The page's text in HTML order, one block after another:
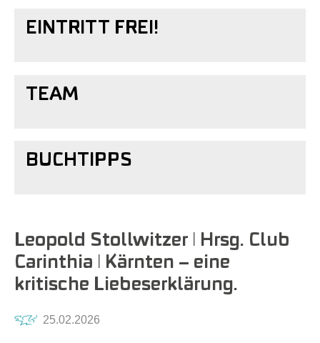
EINTRITT FREI!
TEAM
BUCHTIPPS
Leopold Stollwitzer ǀ Hrsg. Club
Carinthia ǀ Kärnten – eine
kritische Liebeserklärung.
25.02.2026